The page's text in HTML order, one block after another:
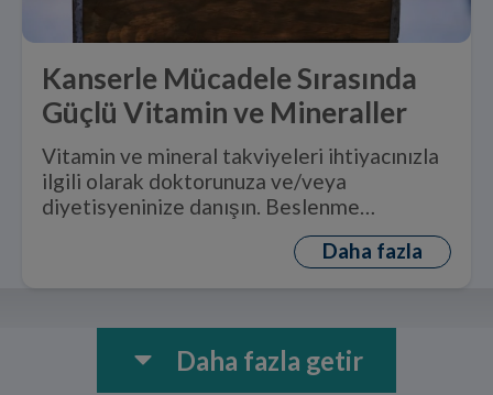
Kanserle Mücadele Sırasında
Güçlü Vitamin ve Mineraller
Vitamin ve mineral takviyeleri ihtiyacınızla
ilgili olarak doktorunuza ve/veya
diyetisyeninize danışın. Beslenme
takviyeleri çeşitlendirilmiş bir beslenme
rejiminin yerine geçmemelidir.Daha fazla
Daha fazla getir